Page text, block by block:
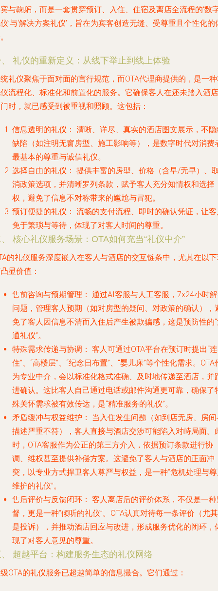
与鞠躬，而是一套贯穿预订、入住、住宿及离店全流程的‘数
’与‘解决方案礼仪’，旨在为宾客创造无缝、受尊重且个性化的
礼仪的重新定义：从线下举止到线上体验
礼仪聚焦于面对面的言行规范，而OTA代理商提供的，是一
流程化、标准化和前置化的服务。它确保客人在还未踏入酒店
时，就已感受到被重视和照顾。这包括：
信息透明的礼仪： 清晰、详尽、真实的酒店图文展示，不
缺陷（如注明无窗房型、施工影响等），是数字时代对消费
最基本的尊重与诚信礼仪。
选择自由的礼仪： 提供丰富的房型、价格（含早/无早）、
消政策选项，并清晰罗列条款，赋予客人充分知情权和选择
权，避免了信息不对称带来的尴尬与冒犯。
预订便捷的礼仪： 流畅的支付流程、即时的确认凭证，让
免于繁琐与等待，体现了对客人时间的尊重。
核心礼仪服务场景：OTA如何充当“礼仪中介”
的礼仪服务深度嵌入在客人与酒店的交互链条中，尤其在以
显价值：
售前咨询与预期管理： 通过AI客服与人工客服，7x24小时
问题，管理客人预期（如对房型的疑问、对政策的确认），
免了客人因信息不清而入住后产生被欺骗感，这是预防性的
通礼仪”。
特殊需求传递与协调： 客人可通过OTA平台在预订时提出“连
住”、“高楼层”、“纪念日布置”、“婴儿床”等个性化需求。OTA
为专业中介，会以标准化格式准确、及时地传递至酒店，并
进确认。这比客人自己通过电话或邮件沟通更可靠，确保了
殊关怀需求被有效传达，是“精准服务的礼仪”。
矛盾缓冲与权益维护：
当入住发生问题（如到店无房、房
描述严重不符），客人直接与酒店交涉可能陷入对峙局面。
时，OTA客服作为公正的第三方介入，依据预订条款进行协
调、维权甚至提供补偿方案。这避免了客人与酒店的正面冲
突，以专业方式捍卫客人尊严与权益，是一种“危机处理与
维护的礼仪”。
售后评价与反馈闭环： 客人离店后的评价体系，不仅是一
督，更是一种“倾听的礼仪”。OTA认真对待每一条评价（尤其
是投诉），并推动酒店回应与改进，形成服务优化的闭环，
现了对客人意见的尊重。
超越平台：构建服务生态的礼仪网络
OTA的礼仪服务已超越简单的信息撮合。它们通过：